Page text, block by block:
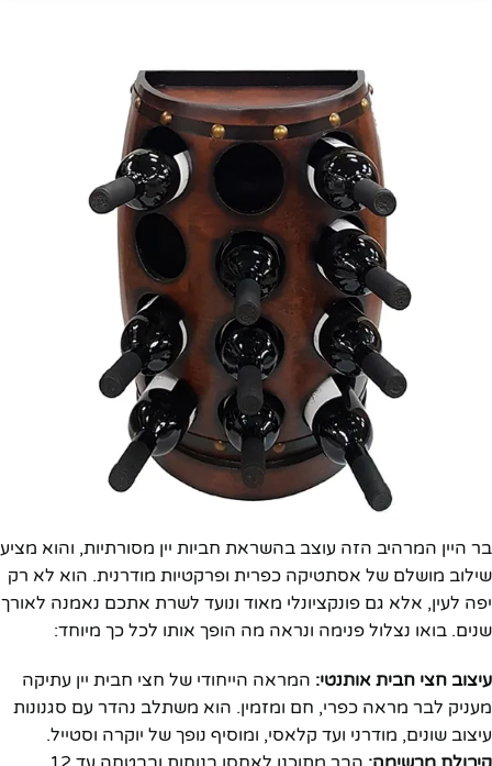
בר היין המרהיב הזה עוצב בהשראת חביות יין מסורתיות, והוא מציע
שילוב מושלם של אסתטיקה כפרית ופרקטיות מודרנית. הוא לא רק
יפה לעין, אלא גם פונקציונלי מאוד ונועד לשרת אתכם נאמנה לאורך
שנים. בואו נצלול פנימה ונראה מה הופך אותו לכל כך מיוחד:
עיצוב חצי חבית אותנטי: המראה הייחודי של חצי חבית יין עתיקה
מעניק לבר מראה כפרי, חם ומזמין. הוא משתלב נהדר עם סגנונות
עיצוב שונים, מודרני ועד קלאסי, ומוסיף נופך של יוקרה וסטייל.